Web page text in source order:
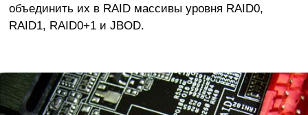
объединить их в RAID массивы уровня RAID0,
RAID1, RAID0+1 и JBOD.